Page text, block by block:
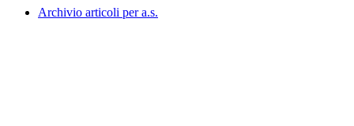
Archivio articoli per a.s.